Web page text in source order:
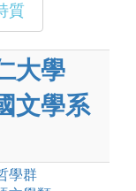
質
大學
文學系
學群